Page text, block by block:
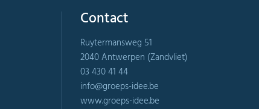
Contact
Ruytermansweg 51
2040 Antwerpen (Zandvliet)
03 430 41 44
info@groeps-idee.be
www.groeps-idee.be